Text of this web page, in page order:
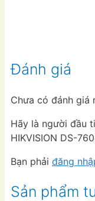
Đánh giá
Chưa có đánh giá
Hãy là người đầu
HIKVISION DS-
Bạn phải đăng
Sản phẩm